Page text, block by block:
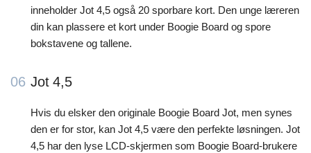
inneholder Jot 4,5 også 20 sporbare kort. Den unge læreren
din kan plassere et kort under Boogie Board og spore
bokstavene og tallene.
06 Jot 4,5
Hvis du elsker den originale Boogie Board Jot, men synes
den er for stor, kan Jot 4,5 være den perfekte løsningen. Jot
4,5 har den lyse LCD-skjermen som Boogie Board-brukere